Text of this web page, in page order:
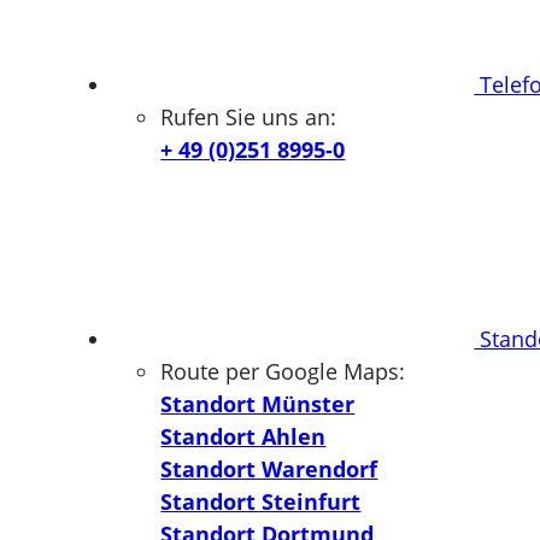
Rufen Sie uns an:
+ 49 (0)251 8995-0
Route per Google Maps:
Standort Münster
Standort Ahlen
Standort Warendorf
Standort Steinfurt
Standort Dortmund